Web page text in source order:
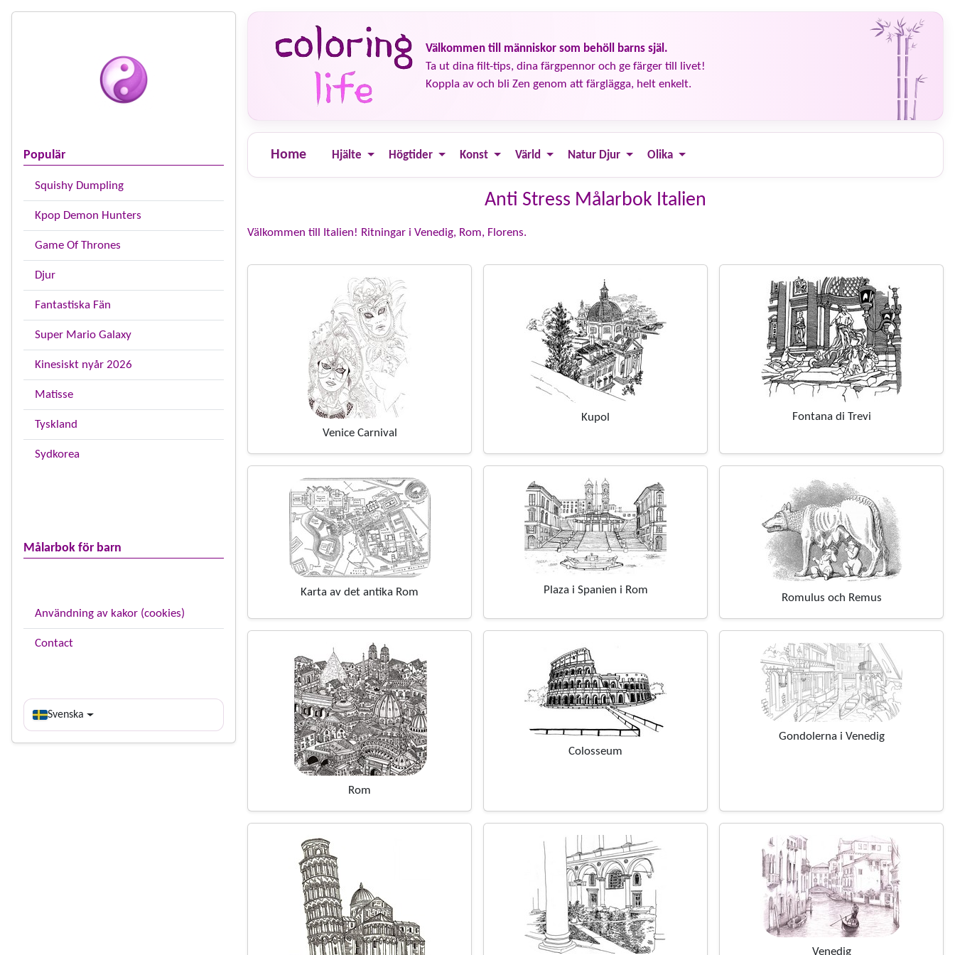
Populär
Squishy Dumpling
Kpop Demon Hunters
Game Of Thrones
Djur
Fantastiska Fän
Super Mario Galaxy
Kinesiskt nyår 2026
Matisse
Tyskland
Sydkorea
Målarbok för barn
Användning av kakor (cookies)
Contact
Svenska
Välkommen till människor som behöll barns själ.
Ta ut dina filt-tips, dina färgpennor och ge färger till livet!
Koppla av och bli Zen genom att färglägga, helt enkelt.
Home Hjälte Högtider Konst Värld Natur Djur Olika
Anti Stress Målarbok Italien
Välkommen till Italien! Ritningar i Venedig, Rom, Florens.
Venice Carnival
Kupol Fontana di Trevi
Karta av det antika Rom Plaza i Spanien i Rom
Romulus och Remus
Rom
Colosseum
Gondolerna i Venedig
Venedig